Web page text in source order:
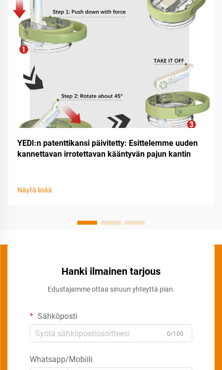
YEDI:n patenttikansi päivitetty: Esittelemme uuden
kannettavan irrotettavan kääntyvän pajun kantin
Näytä lisää
Hanki ilmainen tarjous
Edustajamme ottaa sinuun yhteyttä pian.
Sähköposti
0/100
Whatsapp/Mobiili